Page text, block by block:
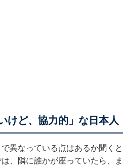
けど、協力的」な日本人
異なっている点はあるか聞く
、隣に誰かが座っていたら、